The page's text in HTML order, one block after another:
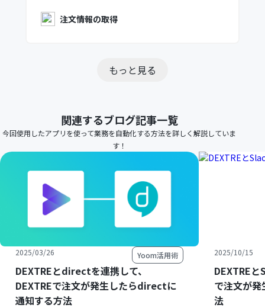
注文情報の取得
もっと見る
関連するブログ記事一覧
今回使用したアプリを使って業務を自動化する方法を詳しく解説していま
す！
2025/03/26 Yoom活用術
DEXTREとdirectを連携して、
DEXTREで注文が発生したらdirectに
通知する方法
2025/10/15
DEXTRE
で注文が
法